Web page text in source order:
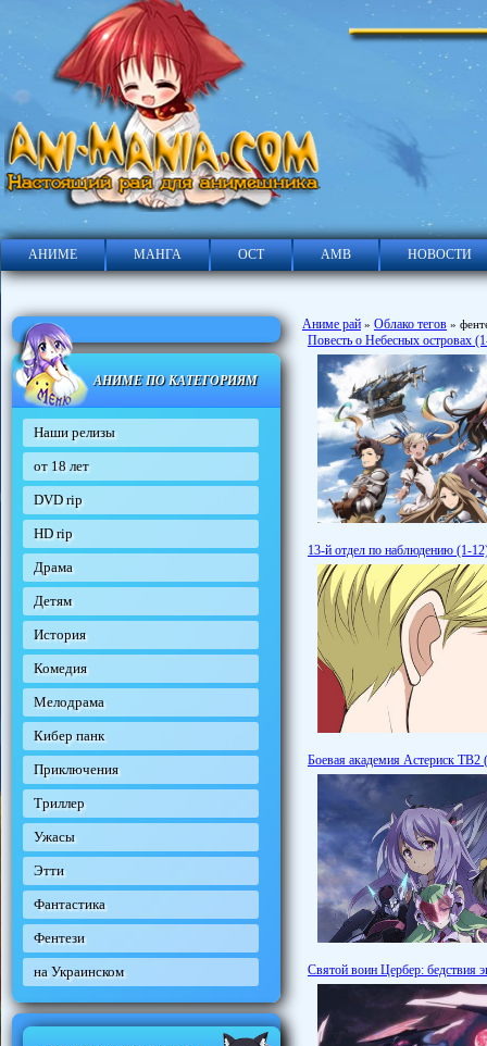
АНИМЕ МАНГА ОСТ АМВ НОВОСТИ
АНИМЕ ПО КАТЕГОРИЯМ
Наши релизы
от 18 лет
DVD rip
HD rip
Драма
Детям
История
Комедия
Мелодрама
Кибер панк
Приключения
Триллер
Ужасы
Этти
Фантастика
Фентези
на Украинском
Аниме рай » Облако тегов »
Повесть о Небесных островах
13-й отдел по наблюдению (1-
Боевая академия Астериск ТВ2
Святой воин Цербер: бедствия